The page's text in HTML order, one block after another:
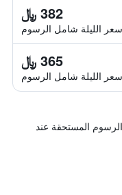
382 ﷼
سعر الليلة شامل الرسوم
365 ﷼
سعر الليلة شامل الرسوم
المستحقة عند